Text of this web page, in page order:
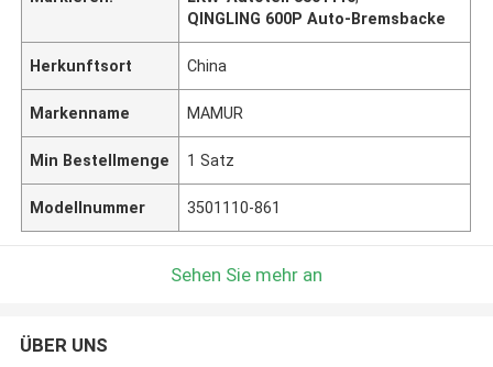
QINGLING 600P Auto-Bremsbacke
Herkunftsort China
Markenname MAMUR
Min Bestellmenge 1 Satz
Modellnummer 3501110-861
Sehen Sie mehr an
ÜBER UNS